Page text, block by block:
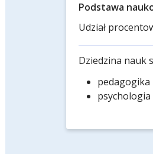
Podstawa
Udział
Dziedzina nauk
pedagogika
psychologia